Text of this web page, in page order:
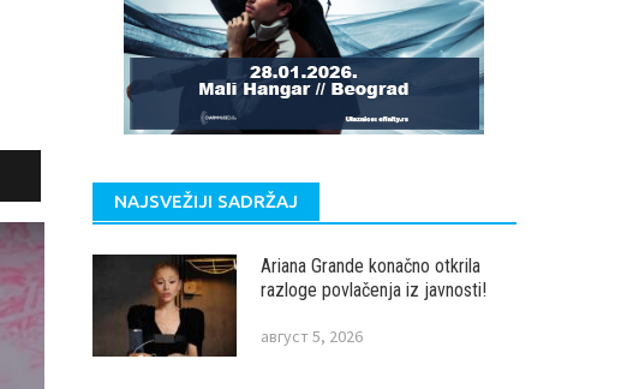
NAJSVEŽIJI SADRŽAJ
Ariana Grande konačno otkrila
razloge povlačenja iz javnosti!
август 5, 2026